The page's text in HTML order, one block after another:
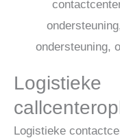
Logistieke
Logistieke